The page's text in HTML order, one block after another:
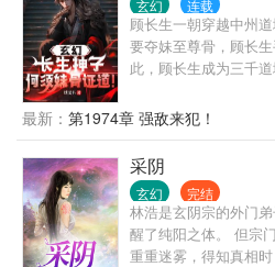
下。
玄幻 连载
顾长生一朝穿越中州
要夺妹至尊骨，顾长
此，顾长生成为三千
最新： 第1974章 强敌来犯！
采阴
玄幻 完结
林浩是玄阴宗的外门
醒了纯阳之体。 但宗
重重迷雾，得知真相